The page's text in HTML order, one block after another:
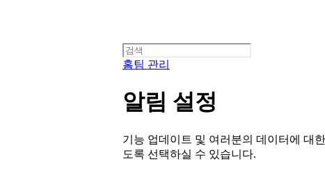
홈팀 관리
알림 설정
기능 업데이트 및 여러분의 데이터에 대
도록 선택하실 수 있습니다.